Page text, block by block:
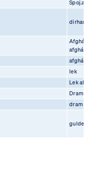
dirham
Afghán
afghání
lek
Lek
Dram
dram
gulden